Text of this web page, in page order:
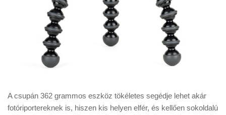
A csupán 362 grammos eszköz tökéletes segédje lehet akár
fotóriportereknek is, hiszen kis helyen elfér, és kellően sokoldalú